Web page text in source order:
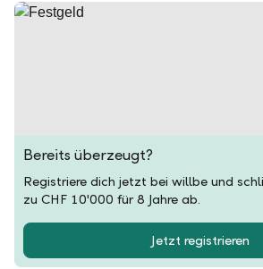
Bereits überzeugt?
Registriere dich jetzt bei willbe und
zu CHF 10'000 für 8 Jahre ab.
Jetzt registrieren